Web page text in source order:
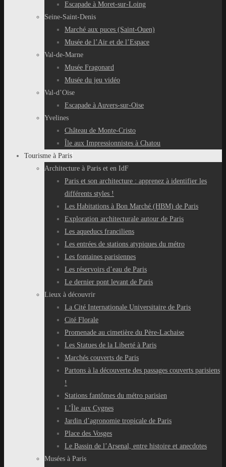
Escapade à Moret-sur-Loing
Seine-Saint-Denis
Marché aux puces (Saint-Ouen)
Musée de l’Air et de l’Espace
Val-de-Marne
Musée Fragonard
Musée du jeu vidéo
Val-d’Oise
Escapade à Auvers-sur-Oise
Yvelines
Château de Monte-Cristo
Île aux Impressionnistes à Chatou
Tourisme à Paris
Architecture à Paris et en IdF
Paris et son architecture : apprenez à identifier les
différents styles !
Les Habitations à Bon Marché (HBM) de Paris
Exploration architecturale autour de Paris
Les aqueducs franciliens
Les entrées de stations atypiques du métro
Les fontaines parisiennes
Les réservoirs d’eau de Paris
Le dernier pont levant de Paris
Lieux à découvrir
La Cité Internationale Universitaire de Paris
Cité Florale
Promenade au cimetière du Père-Lachaise
Les Statues de la Liberté à Paris
Marchés couverts de Paris
Partons à la découverte des passages couverts parisiens
!
Stations fantômes du métro parisien
L’Île aux Cygnes
Jardin d’agronomie tropicale de Paris
Place des Vosges
Le Bassin de l’Arsenal, entre histoire et anecdotes
Musées à Paris